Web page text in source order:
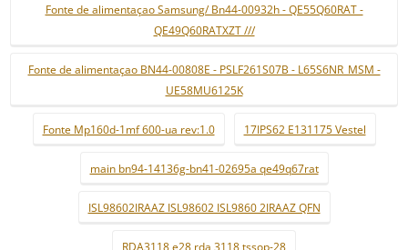
Fonte de alimentaçao Samsung/ Bn44-00932h - QE55Q60RAT -
QE49Q60RATXZT ///
Fonte de alimentaçao BN44-00808E - PSLF261S07B - L65S6NR_MSM -
UE58MU6125K
Fonte Mp160d-1mf 600-ua rev:1.0 17IPS62 E131175 Vestel
main bn94-14136g-bn41-02695a qe49q67rat
ISL98602IRAAZ ISL98602 ISL9860 2IRAAZ QFN
RDA3118 e28 rda 3118 tssop-28